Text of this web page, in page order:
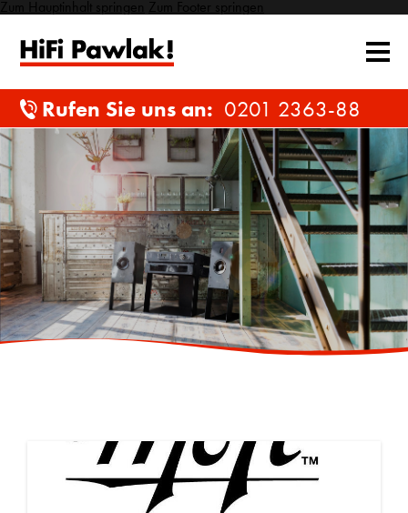
Zum Hauptinhalt springen Zum Footer springen
Rufen Sie uns an: 0201 2363-88